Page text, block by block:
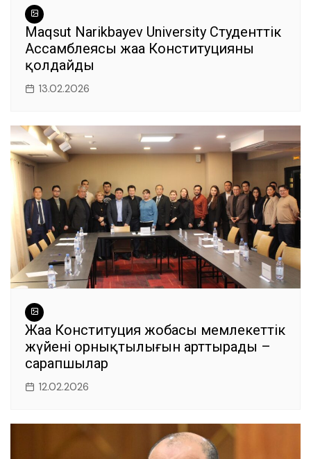
Maqsut Narikbayev University Студенттік
Ассамблеясы жаңа Конституцияны
қолдайды
13.02.2026
Жаңа Конституция жобасы мемлекеттік
жүйенің орнықтылығын арттырады –
сарапшылар
12.02.2026